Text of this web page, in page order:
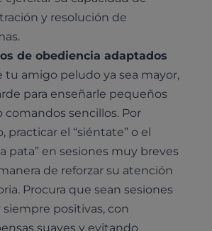
y resolución de
de obediencia adaptados
tu amigo peludo ya sea mayor,
para enseñarle pequeños
comandos sencillos. Por
practicar el “siéntate” o el
pata” en sesiones muy breves
de reforzar su atención
Procura que sean sesiones
siempre positivas, con
suaves y evitando